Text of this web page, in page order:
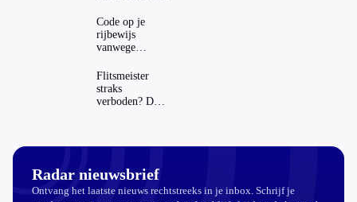
Code op je
rijbewijs
vanwege
autisme? Zo
verwijder je
hem
Flitsmeister
straks
verboden? Dit
Radar nieuwsbrief
Ontvang het laatste nieuws rechtstreeks in je inbox. Schrijf je